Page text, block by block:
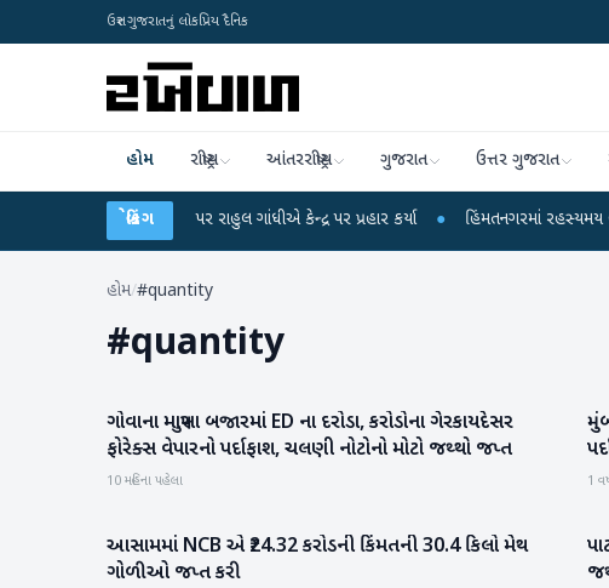
ઉત્તર ગુજરાતનું લોકપ્રિય દૈનિક
હોમ રાષ્ટ્રીય આંતરરાષ્ટ્રીય ગુજરાત ઉત્તર ગુજરાત
બ્રેકિંગ
લીકના આરોપો પર રાહુલ ગાંધીએ કેન્દ્ર પર પ્રહાર કર્યા ● હિંમતનગરમાં રહસ્યમય વાયરસ કે
હોમ/#quantity
#quantity
રાષ્ટ્રીય
ગોવાના માપુસા બજારમાં ED ના દરોડા, કરોડોના ગેરકાયદેસર
ફોરેક્સ વેપારનો પર્દાફાશ, ચલણી નોટોનો મોટો જથ્થો જપ્ત
10 મહિના પહેલા 1
રાષ્ટ્રીય
આસામમાં NCB એ ₹24.32 કરોડની કિંમતની 30.4 કિલો મેથ
ગોળીઓ જપ્ત કરી